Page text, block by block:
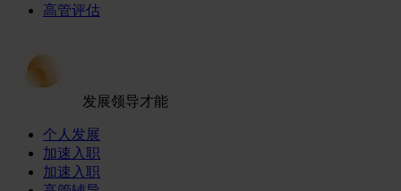
高管评估
发展领导才能
个人发展
加速入职
加速入职